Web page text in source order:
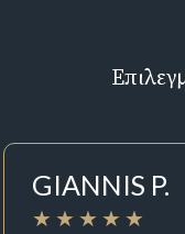
GIANNIS P.